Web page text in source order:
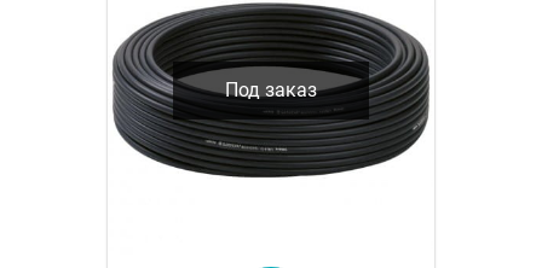
Под заказ